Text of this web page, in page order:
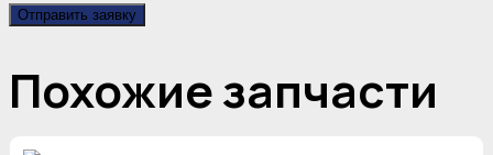
Отправить заявку
Похожие запчасти